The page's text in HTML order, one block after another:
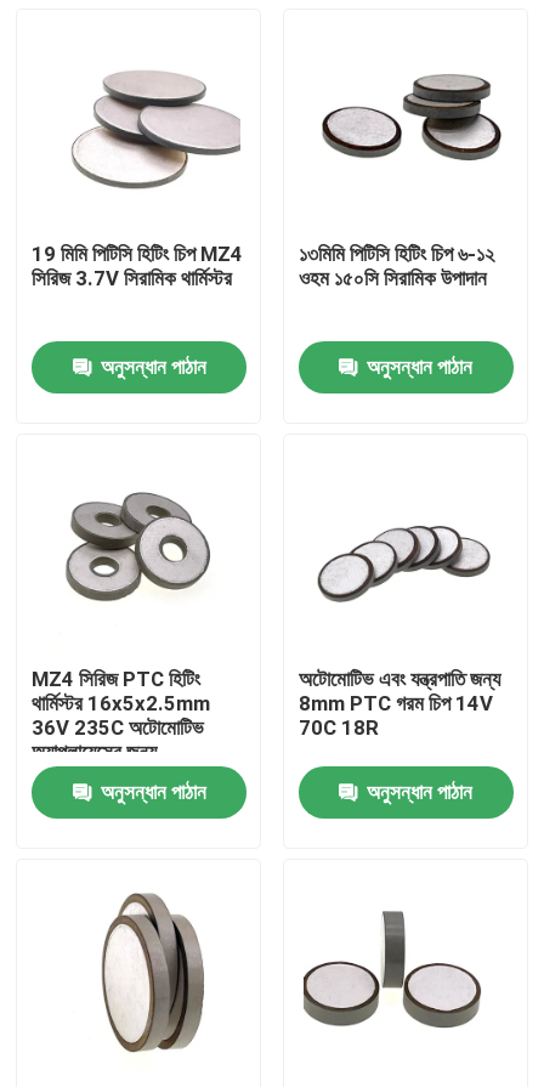
ভিডিও
কারখানা পরিদর্শন
গুণমান নিয়ন্ত্রণ
19 মিমি পিটিসি হিটিং চিপ MZ4
সিরিজ 3.7V সিরামিক থার্মিস্টর
অনুসন্ধান পাঠান
১৩মিমি পিটিসি হিটিং চিপ ৬-১২
ওহম ১৫০সি সিরামিক উপাদান
অনুসন্ধান পাঠান
MZ4 সিরিজ PTC হিটিং
থার্মিস্টর 16x5x2.5mm
36V 235C অটোমোটিভ
অ্যাপ্লায়েন্সের জন্য
অনুসন্ধান পাঠান
অটোমোটিভ এবং যন্ত্রপাতি জন্য
8mm PTC গরম চিপ 14V
70C 18R
অনুসন্ধান পাঠান